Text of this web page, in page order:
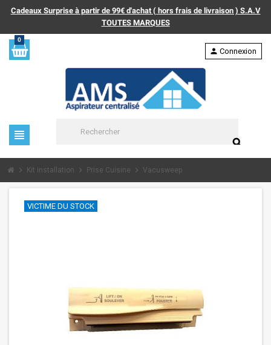
Cadeaux Surprise à partir de 99€ d'achat ( hors frais de livraison ) S.A.V
TOUTES MARQUES
0
view_headline
search
person Connexion
chevron_right Kit installation chevron_right Prise Cuisine chevron_right Vacusweep
VICTIME DU STOCK